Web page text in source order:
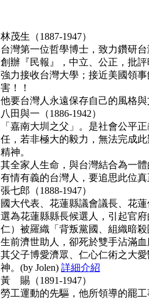
林茂生（1887-1947）
台灣第一位哲學博士，致力鑽研
創辦『民報』，中立、公正，批
強力接收台灣大學；接近美國領
害！！
他要台灣人永遠保存自己的風格
八田與一（1886-1942）
「嘉南大圳之父」。是社會公平
任，若非極大的毅力，無法完成
精神。
其全家人生命，與台灣結合為一
有情有義的台灣人，要追思此位
張七郎（1888-1947）
國大代表、花蓮縣議會議長、花
選為花蓮縣縣長候選人，引起官
仁）被羅織「背叛黨國、組織暗
生前濟世助人，卻死於雙手沾滿
其父子博愛濟眾、仁心仁術之大
神。(by Jolen) 詳細介紹
黃 賜（1891-1947）
勞工運動的先驅，他所領導的罷